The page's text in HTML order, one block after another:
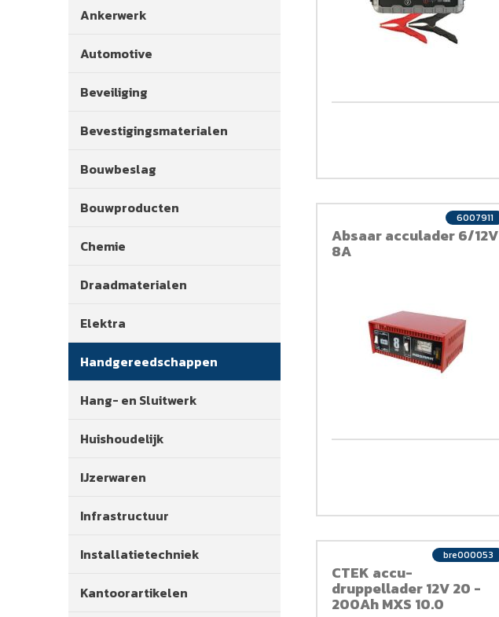
Ankerwerk
Automotive
Beveiliging
Bevestigingsmaterialen
Bouwbeslag
Bouwproducten
Chemie
Draadmaterialen
Elektra
Handgereedschappen
Hang- en Sluitwerk
Huishoudelijk
IJzerwaren
Infrastructuur
Installatietechniek
Kantoorartikelen
Absaar acculader 6/12V
8A
6007911
CTEK accu-
druppellader 12V 20 -
200Ah MXS 10.0
bre000053